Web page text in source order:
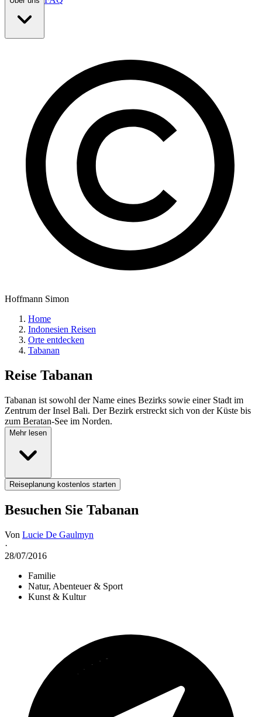
Hoffmann Simon
Home
Indonesien Reisen
Orte entdecken
Tabanan
Reise Tabanan
Tabanan ist sowohl der Name eines Bezirks sowie einer Stadt im
Zentrum der Insel Bali. Der Bezirk erstreckt sich von der Küste bis
zum Beratan-See im Norden.
Mehr lesen
Reiseplanung kostenlos starten
Besuchen Sie Tabanan
Von Lucie De Gaulmyn
·
28/07/2016
Familie
Natur, Abenteuer & Sport
Kunst & Kultur